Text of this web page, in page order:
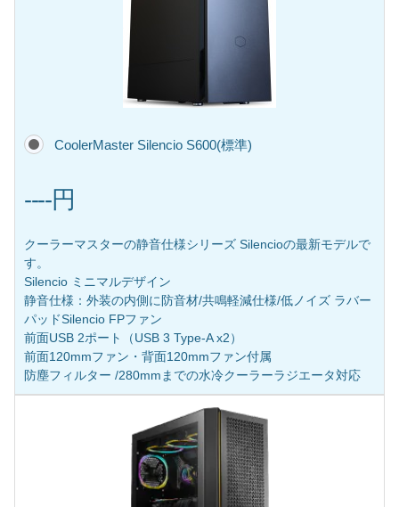
CoolerMaster Silencio S600(標準)
----円
クーラーマスターの静音仕様シリーズ Silencioの最新モデルで
す。
Silencio ミニマルデザイン
静音仕様：外装の内側に防音材/共鳴軽減仕様/低ノイズ ラバー
パッドSilencio FPファン
前面USB 2ポート（USB 3 Type-A x2）
前面120mmファン・背面120mmファン付属
防塵フィルター /280mmまでの水冷クーラーラジエータ対応